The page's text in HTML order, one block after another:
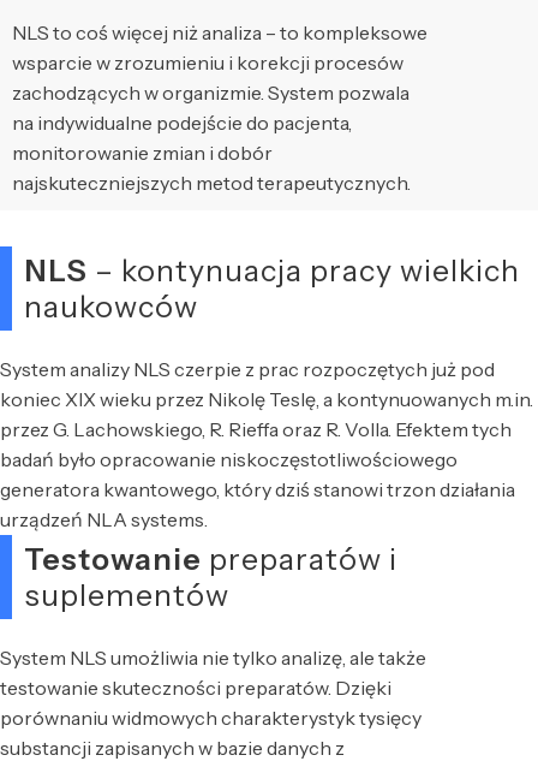
NLS to coś więcej niż analiza – to kompleksowe
wsparcie w zrozumieniu i korekcji procesów
zachodzących w organizmie. System pozwala
na indywidualne podejście do pacjenta,
monitorowanie zmian i dobór
najskuteczniejszych metod terapeutycznych.
NLS – kontynuacja pracy wielkich
naukowców
System analizy NLS czerpie z prac rozpoczętych już pod
koniec XIX wieku przez Nikolę Teslę, a kontynuowanych m.in.
przez G. Lachowskiego, R. Rieffa oraz R. Volla. Efektem tych
badań było opracowanie niskoczęstotliwościowego
generatora kwantowego, który dziś stanowi trzon działania
urządzeń NLA systems.
Testowanie preparatów i
suplementów
System NLS umożliwia nie tylko analizę, ale także
testowanie skuteczności preparatów. Dzięki
porównaniu widmowych charakterystyk tysięcy
substancji zapisanych w bazie danych z